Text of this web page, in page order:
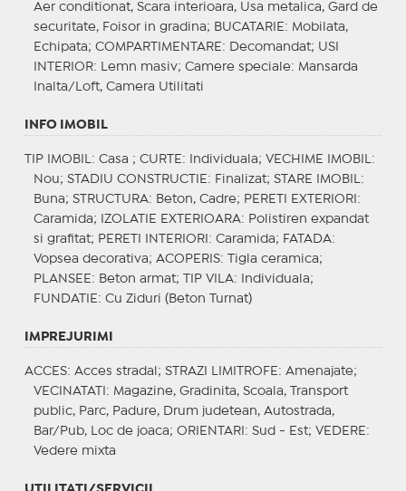
Aer conditionat, Scara interioara, Usa metalica, Gard de
securitate, Foisor in gradina; BUCATARIE : Mobilata,
Echipata; COMPARTIMENTARE : Decomandat; USI
INTERIOR: Lemn masiv; Camere speciale: Mansarda
Inalta/Loft, Camera Utilitati
INFO IMOBIL
TIP IMOBIL : Casa ; CURTE : Individuala; VECHIME IMOBIL :
Nou; STADIU CONSTRUCTIE : Finalizat; STARE IMOBIL :
Buna; STRUCTURA: Beton, Cadre; PERETI EXTERIORI :
Caramida;
IZOLATIE EXTERIOARA: Polistiren expandat
si grafitat; PERETI INTERIORI : Caramida; FATADA:
Vopsea decorativa; ACOPERIS: Tigla ceramica;
PLANSEE : Beton armat; TIP VILA: Individuala;
FUNDATIE : Cu Ziduri (Beton Turnat)
IMPREJURIMI
ACCES: Acces stradal; STRAZI LIMITROFE : Amenajate;
VECINATATI : Magazine, Gradinita, Scoala, Transport
public, Parc, Padure, Drum judetean, Autostrada,
Bar/Pub, Loc de joaca; ORIENTARI : Sud - Est; VEDERE :
Vedere mixta